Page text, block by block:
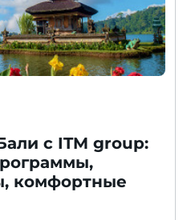
с ITM group:
комфортные